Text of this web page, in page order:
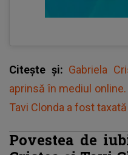
Citește și: Gabriela
aprinsă în mediul
Tavi Clonda a fost
Povestea de